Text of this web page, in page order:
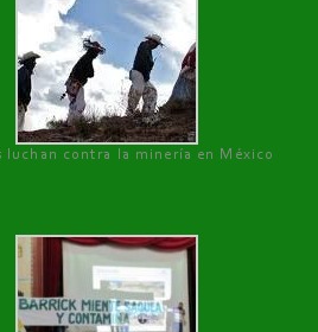
luchan contra la minería en México